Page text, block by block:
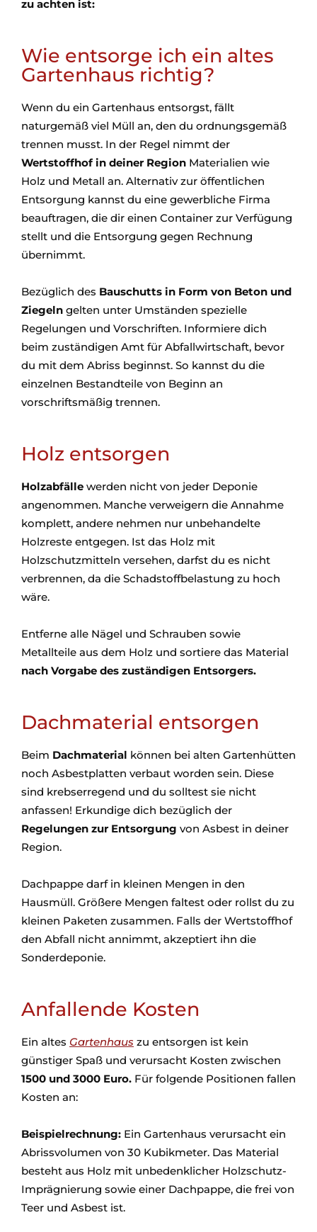
zu achten ist:
Wie entsorge ich ein altes
Gartenhaus richtig?
Wenn du ein Gartenhaus entsorgst, fällt
naturgemäß viel Müll an, den du ordnungsgemäß
trennen musst. In der Regel nimmt der
Wertstoffhof in deiner Region Materialien wie
Holz und Metall an. Alternativ zur öffentlichen
Entsorgung kannst du eine gewerbliche Firma
beauftragen, die dir einen Container zur Verfügung
stellt und die Entsorgung gegen Rechnung
übernimmt.
Bezüglich des Bauschutts in Form von Beton und
Ziegeln gelten unter Umständen spezielle
Regelungen und Vorschriften. Informiere dich
beim zuständigen Amt für Abfallwirtschaft, bevor
du mit dem Abriss beginnst. So kannst du die
einzelnen Bestandteile von Beginn an
vorschriftsmäßig trennen.
Holz entsorgen
Holzabfälle werden nicht von jeder Deponie
angenommen. Manche verweigern die Annahme
komplett, andere nehmen nur unbehandelte
Holzreste entgegen. Ist das Holz mit
Holzschutzmitteln versehen, darfst du es nicht
verbrennen, da die Schadstoffbelastung zu hoch
wäre.
Entferne alle Nägel und Schrauben sowie
Metallteile aus dem Holz und sortiere das Material
nach Vorgabe des zuständigen Entsorgers.
Dachmaterial entsorgen
Beim Dachmaterial können bei alten Gartenhütten
noch Asbestplatten verbaut worden sein. Diese
sind krebserregend und du solltest sie nicht
anfassen! Erkundige dich bezüglich der
Regelungen zur Entsorgung von Asbest in deiner
Region.
Dachpappe darf in kleinen Mengen in den
Hausmüll. Größere Mengen faltest oder rollst du zu
kleinen Paketen zusammen. Falls der Wertstoffhof
den Abfall nicht annimmt, akzeptiert ihn die
Sonderdeponie.
Anfallende Kosten
Ein altes Gartenhaus zu entsorgen ist kein
günstiger Spaß und verursacht Kosten zwischen
1500 und 3000 Euro. Für folgende Positionen fallen
Kosten an:
Beispielrechnung: Ein Gartenhaus verursacht ein
Abrissvolumen von 30 Kubikmeter. Das Material
besteht aus Holz mit unbedenklicher Holzschutz-
Imprägnierung sowie einer Dachpappe, die frei von
Teer und Asbest ist.